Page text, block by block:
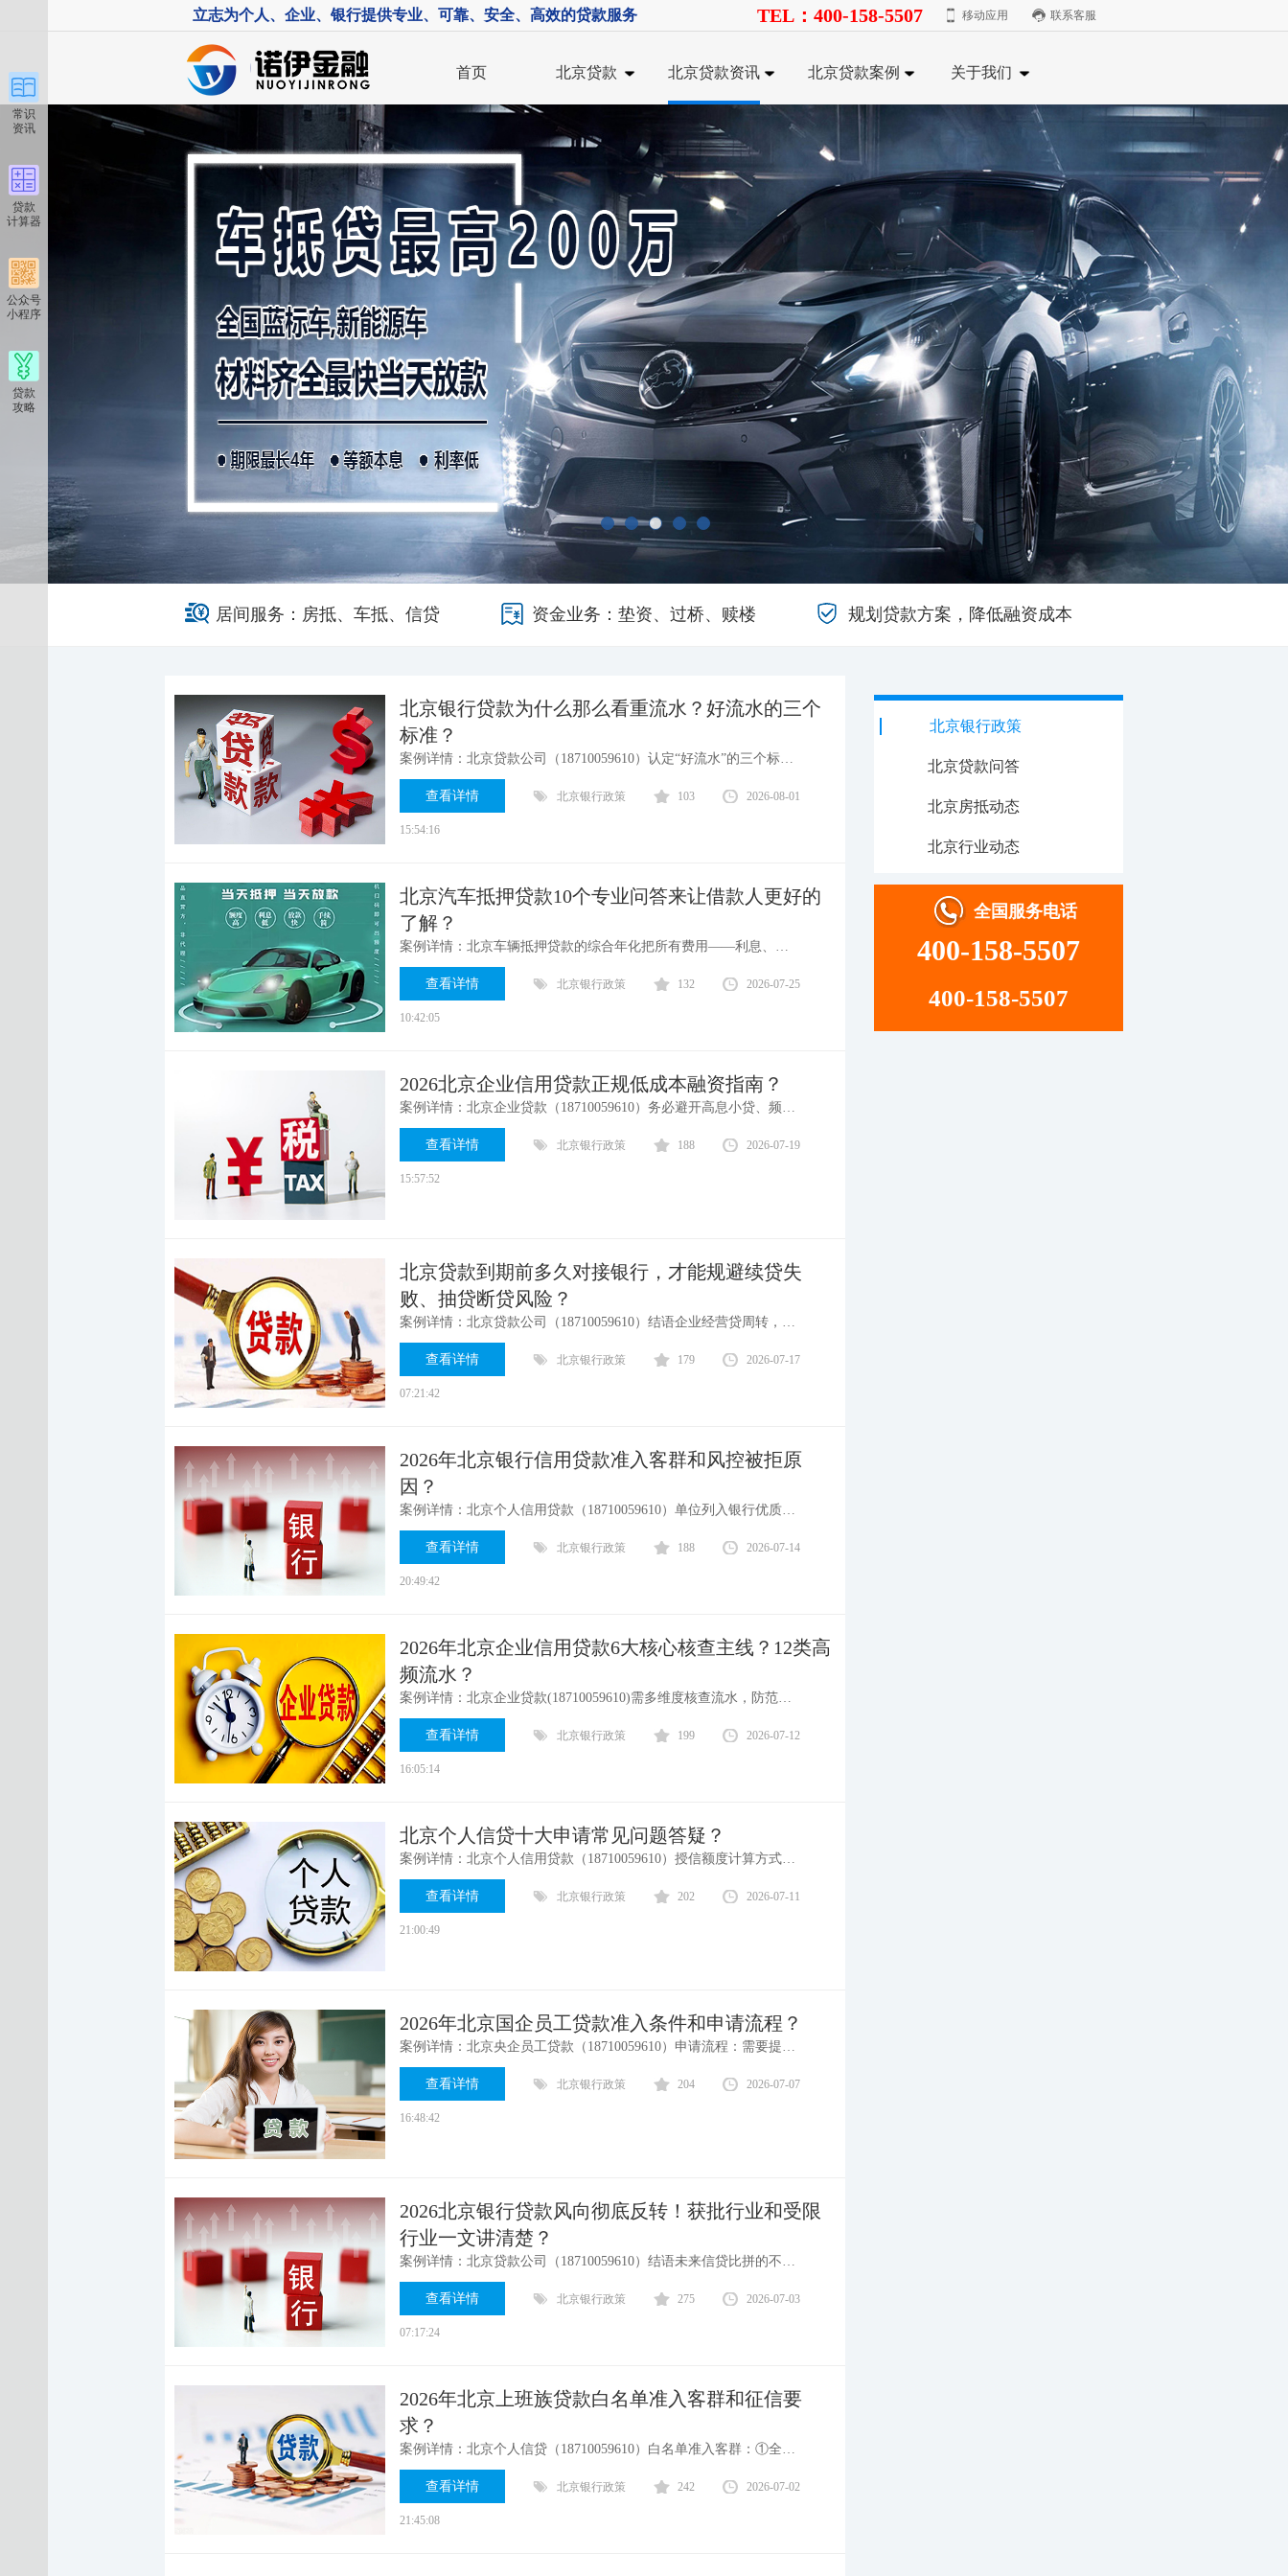
常识
资讯
贷款
计算器
公众号
小程序
贷款
攻略
立志为个人、企业、银行提供专业、可靠、安全、高效的贷款服务 TEL：400-158-5507 移动应用 联系客服
首页 北京贷款 北京贷款资讯 北京贷款案例 关于我们
居间服务：房抵、车抵、信贷 资金业务：垫资、过桥、赎楼 规划贷款方案，降低融资成本
北京银行政策
北京贷款问答
北京房抵动态
北京行业动态
全国服务电话
400-158-5507
400-158-5507
北京银行贷款为什么那么看重流水？好流水的三个
标准？
案例详情：北京贷款公司（18710059610）认定“好流水”的三个标准：真实性，连续性，稳定性
查看详情 北京银行政策 103 2026-08-01
15:54:16
北京汽车抵押贷款10个专业问答来让借款人更好的
了解？
案例详情：北京车辆抵押贷款的综合年化把所有费用——利息、服务费、GPS费、评估费、手续费等全部加总，除以实际到手金额，再折算成年化百分比。不要只看名义月息。
查看详情 北京银行政策 132 2026-07-25
10:42:05
2026北京企业信用贷款正规低成本融资指南？
案例详情：北京企业贷款（18710059610）务必避开高息小贷、频繁查询征信、错过信用贷红利、隐形捆绑收费、逾期违约五大误区，坚守正规低成本融资渠道，守住经营利润，实现企业良性稳健发展。
查看详情 北京银行政策 188 2026-07-19
15:57:52
北京贷款到期前多久对接银行，才能规避续贷失
败、抽贷断贷风险？
案例详情：北京贷款公司（18710059610）​结语企业经营贷周转，靠的是提前风控兜底，绝非侥幸续贷。分清续贷、展期、重新授信的差异化规则，摒弃赌性思维，提前对接审批、预留现金流、完善资质材料，才能稳稳守住企业资金链，规避断贷抽贷风险，实现企业稳健经营、长效发展。
查看详情 北京银行政策 179 2026-07-17
07:21:42
2026年北京银行信用贷款准入客群和风控被拒原
因？
案例详情：北京个人信用贷款（18710059610）单位列入银行优质白名单：党政机关、公立学校 / 医院、央企、上市公司、世界 500 强。
查看详情 北京银行政策 188 2026-07-14
20:49:42
2026年北京企业信用贷款6大核心核查主线？12类高
频流水？
案例详情：北京企业贷款(18710059610)需多维度核查流水，防范虚假流水风险，提升风控能力。
查看详情 北京银行政策 199 2026-07-12
16:05:14
北京个人信贷十大申请常见问题答疑？
案例详情：北京个人信用贷款（18710059610）授信额度计算方式①公务员、事业单位、国企职工：公积金基数 ×24 - 现有信用贷负债（信用贷持有机构不超过 2 家）②其余单位人员：公积金缴费基数 ×12×0.85× 单位系数 × 职级系数；科级职级系数 12 倍，处级 13 倍
查看详情 北京银行政策 202 2026-07-11
21:00:49
2026年北京国企员工贷款准入条件和申请流程？
案例详情：北京央企员工贷款​（18710059610）申请流程：需要提供身份证正反面、学信网截图、实名制手机号，并可能需要远程添加白名单。申请过程通常较快速，符合条件后可当天审批放款。
查看详情 北京银行政策 204 2026-07-07
16:48:42
2026北京银行贷款风向彻底反转！获批行业和受限
行业一文讲清楚？
案例详情：北京贷款公司（18710059610）结语未来信贷比拼的不再是抵押物多少、临时托关系，而是企业与个人综合经营资质、赛道是否契合政策导向。顺应2026银行放贷新风向，深耕政策扶持实体赛道，规范日常经营与信用记录，才能在持续趋严的信贷环境中稳定拿到低成本授信。
查看详情 北京银行政策 275 2026-07-03
07:17:24
2026年北京上班族贷款白名单准入客群和征信要
求？
案例详情：北京个人信贷（18710059610）白名单准入客群：①全行重点准入:国家机关，金融行业，国有优势行业或龙头企业或世界500强、公立医院、学校、科研院，上市公司及其分支机构。 ②分行认定准入:总分行重点对公客户名单、分行认定的其他优质企业。
查看详情 北京银行政策 242 2026-07-02
21:45:08